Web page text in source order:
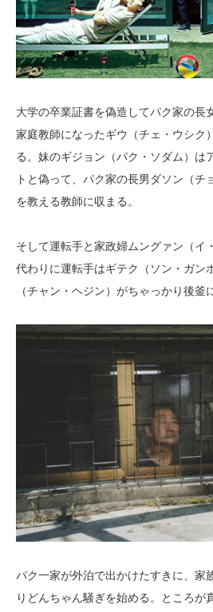
大学の卒業証書を偽造してパク家の長
家庭教師になったギウ（チェ・ウシク
る。妹のギジョン（パク・ソダム）は
トと偽って、パク家の長男ダソン（チ
を教える教師に収まる。
そして運転手と家政婦ムングァン（イ
代わりに運転手はギテク（ソン・ガン
（チャン・ヘジン）がちゃっかり後釜
パク一家が外泊で出かけたすきに、家
りどんちゃん騒ぎを始める。ところが